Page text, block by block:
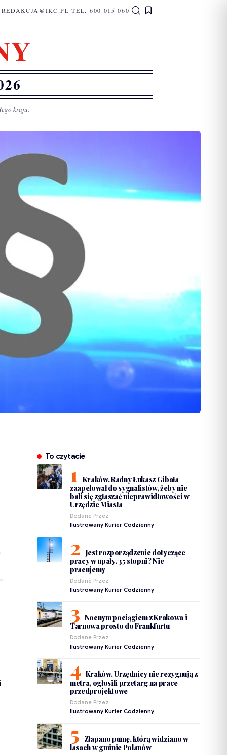
REDAKCJA@IKC.PL·TEL. 600 015 060
kraju.
To czytacie
Kraków. Radny Łukasz Gibała
zaapelował do sygnalistów, żeby nie
bali się zgłaszać nieprawidłowości w
Urzędzie Miasta
Dodane Przez
Ilustrowany Kurier Codzienny
Jest rozporządzenie dotyczące
pracy w upały. 35 stopni? Nie
pracujemy
Dodane Przez
Ilustrowany Kurier Codzienny
Nocnym pociągiem z Krakowa i
Tarnowa prosto do Frankfurtu
Dodane Przez
Ilustrowany Kurier Codzienny
Kraków. Urzędnicy nie rezygnują z
metra, ogłosili przetarg na prace
przedprojektowe
Dodane Przez
Ilustrowany Kurier Codzienny
Złapano pumę, którą widziano w
lasach w gminie Polanów